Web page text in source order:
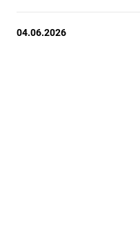
04.06.2026